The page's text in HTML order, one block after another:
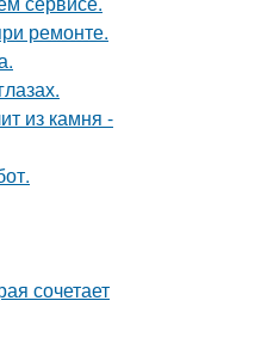
ремонте.
из камня -
сочетает